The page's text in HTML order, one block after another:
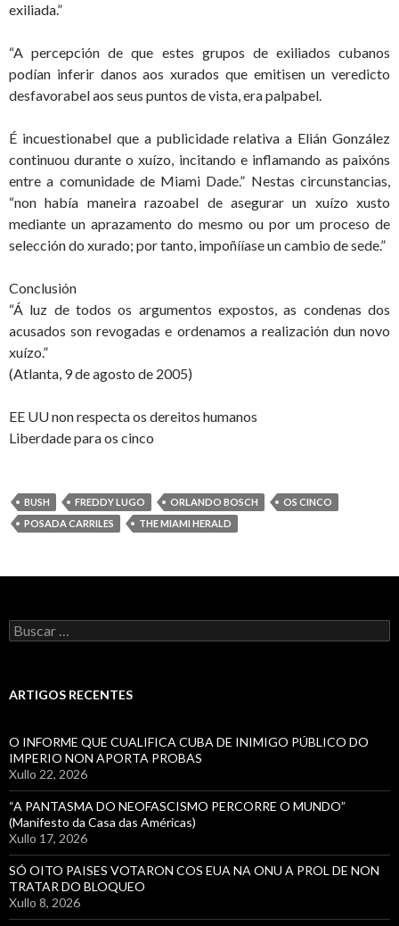
exiliada.”
“A percepción de que estes grupos de exiliados cubanos
podían inferir danos aos xurados que emitisen un veredicto
desfavorabel aos seus puntos de vista, era palpabel.
É incuestionabel que a publicidade relativa a Elián González
continuou durante o xuízo, incitando e inflamando as paixóns
entre a comunidade de Miami Dade.” Nestas circunstancias,
“non había maneira razoabel de asegurar un xuízo xusto
mediante un aprazamento do mesmo ou por um proceso de
selección do xurado; por tanto, impoñííase un cambio de sede.”
Conclusión
“Á luz de todos os argumentos expostos, as condenas dos
acusados son revogadas e ordenamos a realización dun novo
xuízo.”
(Atlanta, 9 de agosto de 2005)
EE UU non respecta os dereitos humanos
Liberdade para os cinco
BUSH FREDDY LUGO ORLANDO BOSCH
OS CINCO
POSADA CARRILES
THE MIAMI HERALD
Buscar:
ARTIGOS RECENTES
O INFORME QUE CUALIFICA CUBA DE INIMIGO PÚBLICO DO
IMPERIO NON APORTA PROBAS
Xullo 22, 2026
“A PANTASMA DO NEOFASCISMO PERCORRE O MUNDO”
(Manifesto da Casa das Américas)
Xullo 17, 2026
SÓ OITO PAISES VOTARON COS EUA NA ONU A PROL DE NON
TRATAR DO BLOQUEO
Xullo 8, 2026